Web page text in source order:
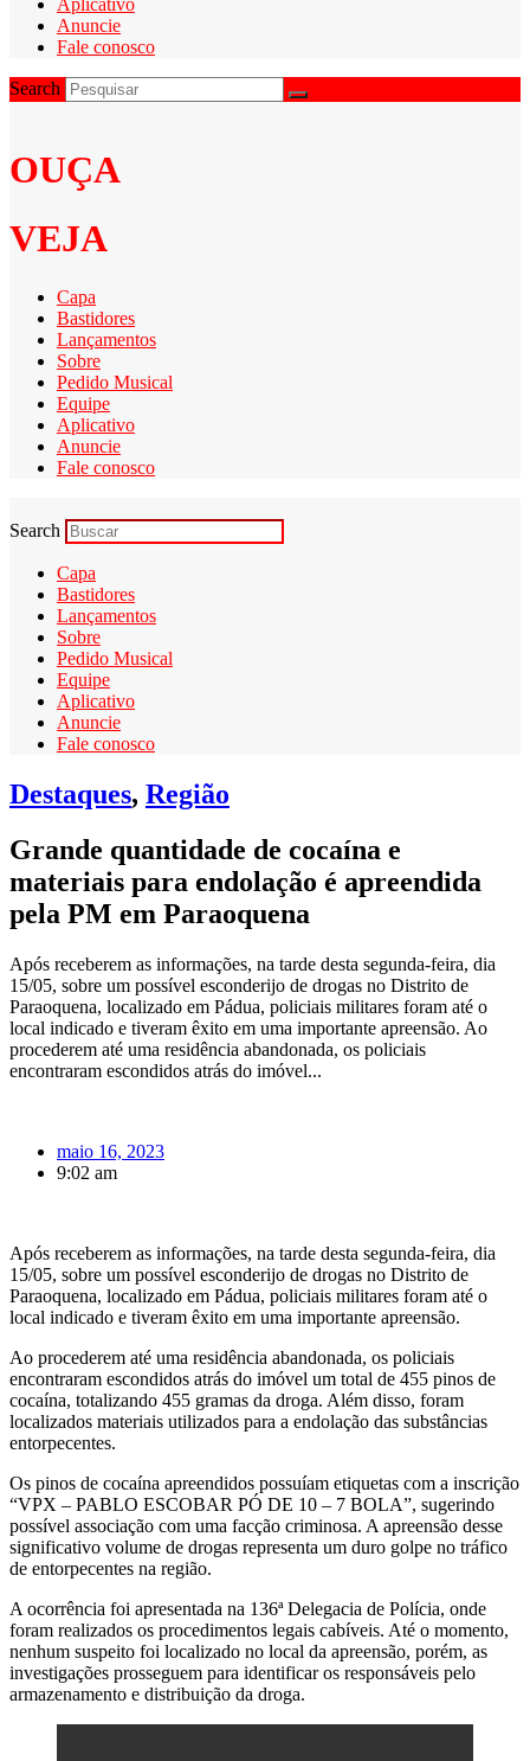
Anuncie
Fale conosco
Search
OUÇA
VEJA
Capa
Bastidores
Lançamentos
Sobre
Pedido Musical
Equipe
Aplicativo
Anuncie
Fale conosco
Search
Capa
Bastidores
Lançamentos
Sobre
Pedido Musical
Equipe
Aplicativo
Anuncie
Fale conosco
Destaques, Região
Grande quantidade de cocaína e
materiais para endolação é apreendida
pela PM em Paraoquena
Após receberem as informações, na tarde desta segunda-feira, dia
15/05, sobre um possível esconderijo de drogas no Distrito de
Paraoquena, localizado em Pádua, policiais militares foram até o
local indicado e tiveram êxito em uma importante apreensão. Ao
procederem até uma residência abandonada, os policiais
encontraram escondidos atrás do imóvel...
maio 16, 2023
9:02 am
Após receberem as informações, na tarde desta segunda-feira, dia
15/05, sobre um possível esconderijo de drogas no Distrito de
Paraoquena, localizado em Pádua, policiais militares foram até o
local indicado e tiveram êxito em uma importante apreensão.
Ao procederem até uma residência abandonada, os policiais
encontraram escondidos atrás do imóvel um total de 455 pinos de
cocaína, totalizando 455 gramas da droga. Além disso, foram
localizados materiais utilizados para a endolação das substâncias
entorpecentes.
Os pinos de cocaína apreendidos possuíam etiquetas com a inscrição
“VPX – PABLO ESCOBAR PÓ DE 10 – 7 BOLA”, sugerindo
possível associação com uma facção criminosa. A apreensão desse
significativo volume de drogas representa um duro golpe no tráfico
de entorpecentes na região.
A ocorrência foi apresentada na 136ª Delegacia de Polícia, onde
foram realizados os procedimentos legais cabíveis. Até o momento,
nenhum suspeito foi localizado no local da apreensão, porém, as
investigações prosseguem para identificar os responsáveis pelo
armazenamento e distribuição da droga.